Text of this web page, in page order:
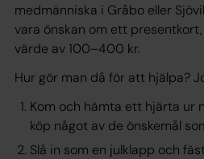
medmänniska i Gråbo eller
vara önskan om ett
värde av 100–400 kr.
Hur gör man då för att hjälpa?
Kom och hämta ett hjärta ur
köp något av de önskemål
Slå in som en julklapp och